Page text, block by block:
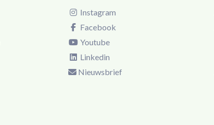
Instagram
Facebook
Youtube
Linkedin
Nieuwsbrief